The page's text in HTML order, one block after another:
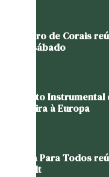
Encontro de Corais
neste sábado
Conjunto
brasileira à Europa
Cultura Para Todos
Schmidt